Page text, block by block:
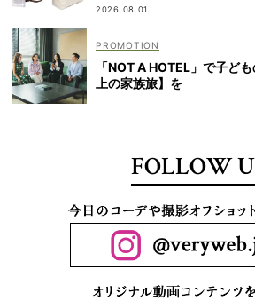
2026.08.01
「NOT A HOTEL」で子ど
上の家族旅】を
FOLLOW